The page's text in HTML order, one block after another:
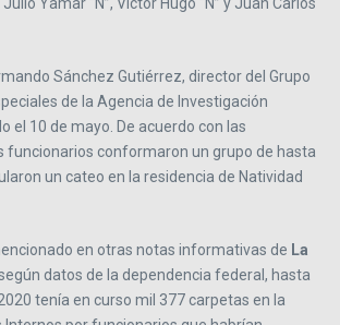
Yamar “N”, Víctor Hugo “N” y Juan Carlos
Sánchez Gutiérrez, director del Grupo
de la Agencia de Investigación
el 10 de mayo. De acuerdo con las
funcionarios conformaron un grupo de hasta
un cateo en la residencia de Natividad
en otras notas informativas de La
datos de la dependencia federal, hasta
tenía en curso mil 377 carpetas en la